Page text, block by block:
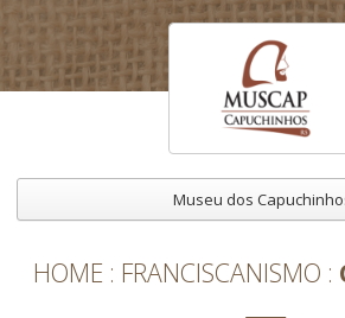
Museu dos
HOME FRANCISCANISMO